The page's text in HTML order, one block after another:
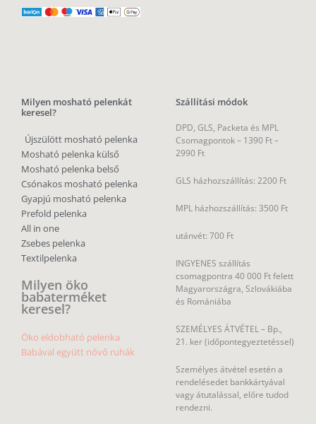
Milyen mosható pelenkát
keresel?
Újszülött mosható pelenka
Mosható pelenka külső
Mosható pelenka belső
Csónakos mosható pelenka
Gyapjú mosható pelenka
Prefold pelenka
All in one
Zsebes pelenka
Textilpelenka
Milyen öko
babaterméket
keresel?
Öko eldobható pelenka
Babával együtt nővő ruhák
Szállítási módok
DPD, GLS, Packeta és MPL
Csomagpontok – 1390 Ft –
2990 Ft
GLS házhozszállítás: 2200 Ft
MPL házhozszállítás: 3500 Ft
utánvét: 700 Ft
INGYENES szállítás
csomagpontra 40 000 Ft felett
Magyarországra, Szlovákiába
és Romániába
SZEMÉLYES ÁTVÉTEL – Bp.,
21. ker (időpontegyeztetéssel)
Személyes átvétel esetén a
rendelésedet bankkártyával
vagy átutalással, előre tudod
rendezni.